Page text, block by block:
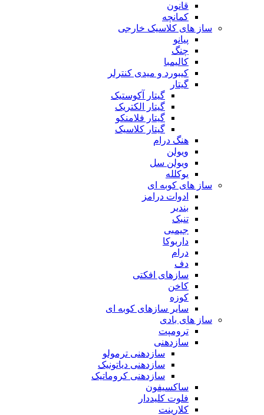
قانون
کمانچه
ساز های کلاسیک خارجی
پیانو
چنگ
کالیمبا
کیبورد و میدی کنترلر
گیتار
گیتار آکوستیک
گیتار الکتریک
گیتار فلامنکو
گیتار کلاسیک
هنگ درام
ویولن
ویولن سل
یوکلله
ساز های کوبه ای
ادوات درامز
بندیر
تنبک
جیمبی
داربوکا
درام
دف
سازهای افکتی
کاخن
کوزه
سایر سازهای کوبه ای
ساز های بادی
ترومپت
سازدهنی
سازدهنی ترمولو
سازدهنی دیاتونیک
سازدهنی کروماتیک
ساکسیفون
فلوت کلیددار
کلارینت